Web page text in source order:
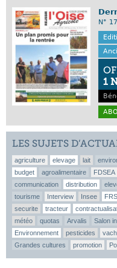
N°
1
LES SUJETS
agriculture elevage lait
budget
agroalimentaire FDSEA
communication
distribution
tourisme
Interview Insee
securite
tracteur
météo
quotas Arvalis Salon
Environnement
pesticides
Grandes cultures
promotion